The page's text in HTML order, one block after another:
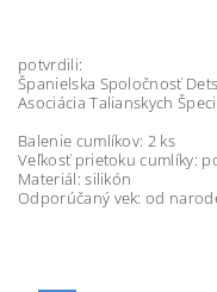
potvrdili:
Španielska Spoločnosť
Asociácia Talianskych
Balenie cumlíkov: 2 ks
Veľkosť prietoku cumlíky:
Materiál: silikón
Odporúčaný vek: od